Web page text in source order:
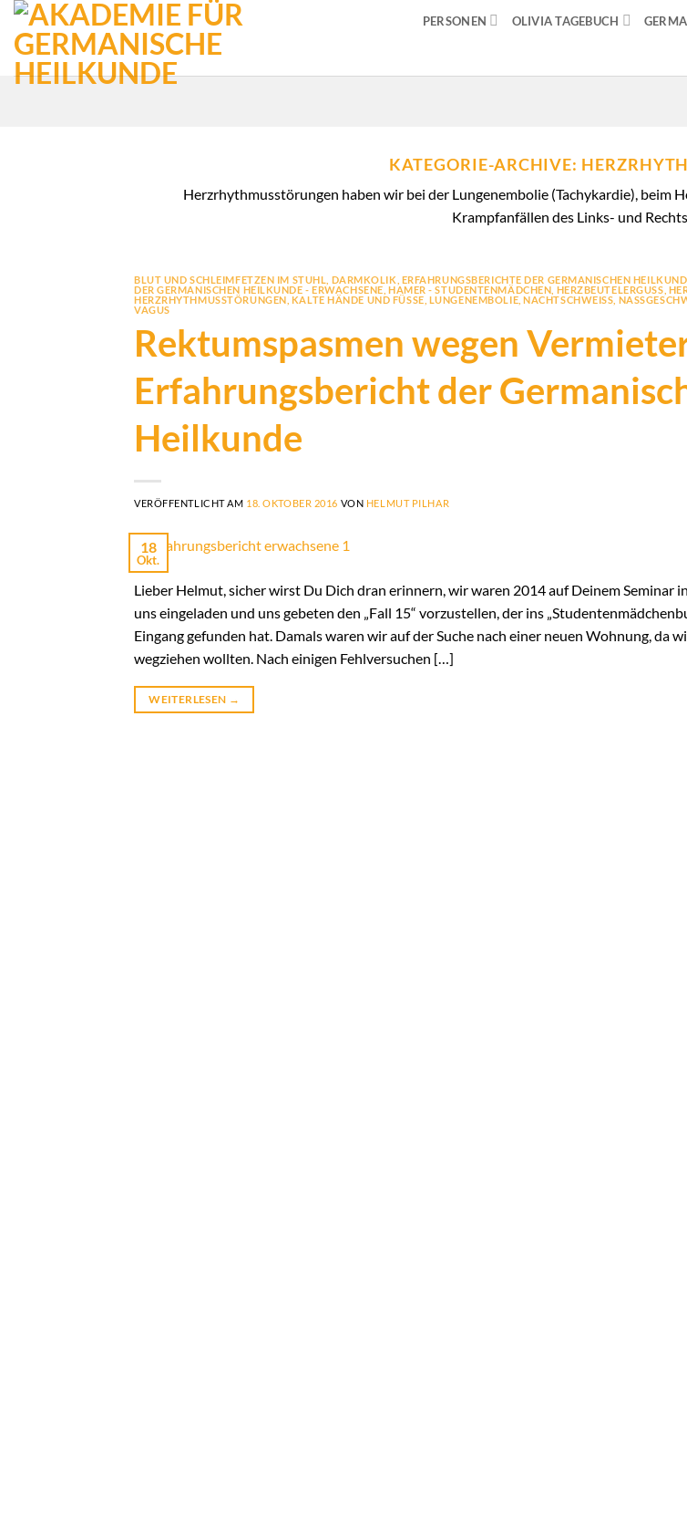
Zum
Inhalt
springen
PERSONEN OLIVIA TAGEBUCH
KATEGORIE-ARCHIVE:
Herzrhythmusstörungen haben wir bei der Lungenembolie (Tachykardie), beim
Krampfanfällen des Links- und
BLUT UND SCHLEIMFETZEN IM STUHL DARMKOLIK ERFAHRUNGSBERICHTE DER GERMANISCHEN
DER GERMANISCHEN HEILKUNDE - ERWACHSENE HAMER - STUDENTENMÄDCHEN HERZBEUTELERGUSS
HERZRHYTHMUSSTÖRUNGEN KALTE HÄNDE UND FÜSSE LUNGENEMBOLIE ,NACHTSCHWEISS
VAGUS
Rektumspasmen wegen
Erfahrungsbericht der
Heilkunde
VERÖFFENTLICHT AM 18. OKTOBER 2016 VON HELMUT PILHAR
18
Okt.
Lieber Helmut, sicher wirst Du Dich dran erinnern, wir waren 2014 auf Deinem Seminar
uns eingeladen und uns gebeten den „Fall 15“ vorzustellen, der ins
Eingang gefunden hat. Damals waren wir auf der Suche nach einer neuen Wohnung, da
wegziehen wollten. Nach einigen Fehlversuchen […]
WEITERLESEN →